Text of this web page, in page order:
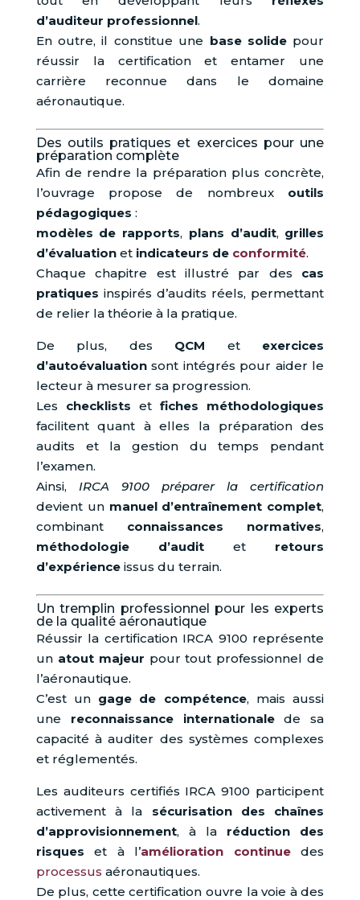
d’auditeur professionnel.
En outre, il constitue une base solidepour
réussir la certification et entamer une
carrière reconnue dans le domaine
aéronautique.
Des outils pratiques et exercices pour une
préparation complète
Afin de rendre la préparation plus concrète,
l’ouvrage propose de nombreux outils
pédagogiques :
modèles de rapports, plans d’audit, grilles
d’évaluationet indicateurs de conformité.
Chaque chapitre est illustré par des cas
pratiques inspirés d’audits réels, permettant
de relier la théorie à la pratique.
De plus, des QCM et exercices
d’autoévaluationsont intégrés pour aider le
lecteur à mesurer sa progression.
Les checklists etfiches méthodologiques
facilitent quant à elles la préparation des
audits et la gestion du temps pendant
l’examen.
Ainsi, IRCA 9100 préparer la certification
devient un manuel d’entraînement complet,
combinant connaissances normatives,
méthodologie d’auditet retours
d’expérienceissus du terrain.
Un tremplin professionnel pour les experts
de la qualité aéronautique
Réussir la certification IRCA 9100 représente
un atout majeur pour tout professionnel de
l’aéronautique.
C’est un gage de compétence, mais aussi
une reconnaissance internationalede sa
capacité à auditer des systèmes complexes
et réglementés.
Les auditeurs certifiés IRCA 9100 participent
activement à la sécurisation des chaînes
d’approvisionnement, à la réduction des
risques et à l’amélioration continuedes
processus aéronautiques.
De plus, cette certification ouvre la voie à des